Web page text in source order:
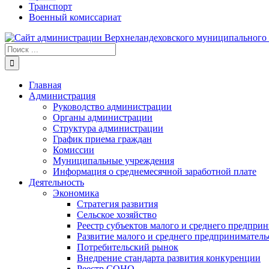
Транспорт
Военный комиссариат
Результат
поиска:
Главная
Администрация
Руководство администрации
Органы администрации
Структура администрации
График приема граждан
Комиссии
Муниципальные учреждения
Информация о среднемесячной заработной плате
Деятельность
Экономика
Стратегия развития
Сельское хозяйство
Реестр субъектов малого и среднего
Развитие малого и среднего
Потребительский рынок
Внедрение стандарта развития конкуренции